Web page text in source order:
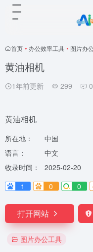
首页 • 办公效率工具 • 图片办
黄油相机
1年前更新 299 0
黄油相机
所在地：
中国
语言：
中文
收录时间：
2025-02-20
1
0 0
打开网站
图片办公工具